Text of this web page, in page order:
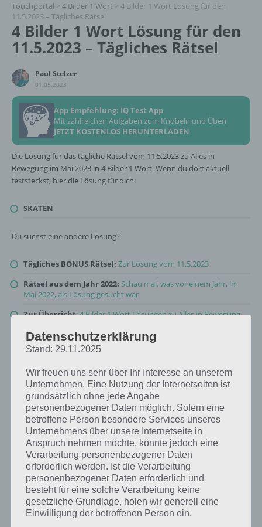
Touchportal > 4 Bilder 1 Wort > 4 Bilder 1 Wort Lösung für den
11.5.2023 – Tägliches Rätsel
4 Bilder 1 Wort Lösung für den
11.5.2023 – Tägliches Rätsel
Paul Stelzer
01.05.2023
App Empfehlung: IQ Test App
Mit zahlreichen Aufgaben zum Knobeln und Üben
JETZT KOSTENLOS HERUNTERLADEN
Die Lösung für das tägliche Rätsel vom 11.5.2023 zu Alles in
Bewegung im Mai 2023 in 4 Bilder 1 Wort. Wenn du dort aktuell
feststeckst, hier die Lösung für dich:
SKATEN
Du suchst eine andere Lösung?
Tägliches BONUS Rätsel: Zur Lösung vom 11.5.2023
Rätsel aus dem Jahr 2022: Schau mal, was vor einem Jahr, im
Mai 2022, als Lösung gesucht war
Zur Übersicht:4 Bilder 1 Wort Lösungen zu Alles in Bewegung
Datenschutzerklärung
Stand: 29.11.2025
Wir freuen uns sehr über Ihr Interesse an unserem
Unternehmen. Eine Nutzung der Internetseiten ist
grundsätzlich ohne jede Angabe
personenbezogener Daten möglich. Sofern eine
betroffene Person besondere Services unseres
Unternehmens über unsere Internetseite in
Anspruch nehmen möchte, könnte jedoch eine
Verarbeitung personenbezogener Daten
erforderlich werden. Ist die Verarbeitung
personenbezogener Daten erforderlich und
besteht für eine solche Verarbeitung keine
gesetzliche Grundlage, holen wir generell eine
Einwilligung der betroffenen Person ein.